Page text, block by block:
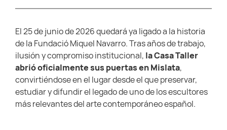
El 25 de junio de 2026 quedará ya ligado a la historia
de la Fundació Miquel Navarro. Tras años de trabajo,
ilusión y compromiso institucional, la Casa Taller
abrió oficialmente sus puertas en Mislata,
convirtiéndose en el lugar desde el que preservar,
estudiar y difundir el legado de uno de los escultores
más relevantes del arte contemporáneo español.